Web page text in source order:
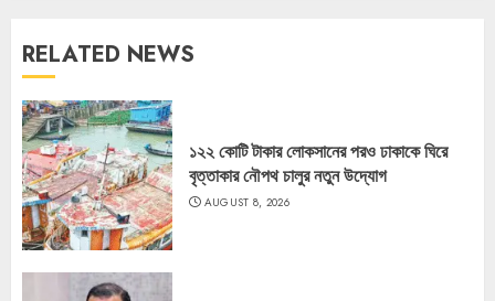
RELATED NEWS
১২২ কোটি টাকার লোকসানের পরও ঢাকাকে ঘিরে
বৃত্তাকার নৌপথ চালুর নতুন উদ্যোগ
AUGUST 8, 2026